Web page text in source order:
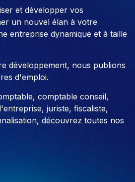
et développer vos
un nouvel élan à votre
entreprise dynamique et à taille
développement, nous publions
d'emploi.
comptable conseil,
juriste, fiscaliste,
découvrez toutes nos